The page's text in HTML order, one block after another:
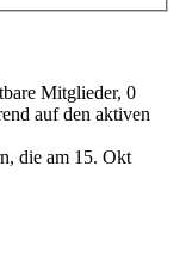
Mitglieder, 0
auf den aktiven
die am 15. Okt